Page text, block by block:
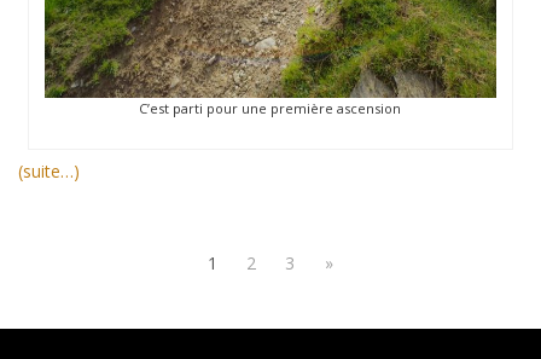
C’est parti pour une première ascension
(suite…)
1 2 3 »